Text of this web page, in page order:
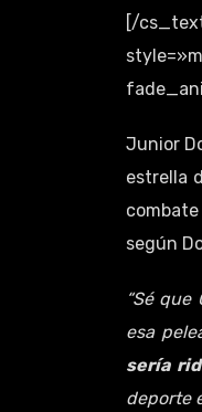
[/
Junior
estrella
según
“Sé
esa
sería
deporte